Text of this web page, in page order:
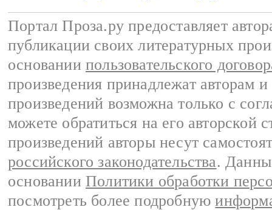
Портал Проза.ру предоставляет
публикации своих литературных
основании пользовательского
произведения принадлежат авторам
произведений возможна только с
можете обратиться на его авторской
произведений авторы несут
российского законодательства.
основании Политики обработки
посмотреть более подробную